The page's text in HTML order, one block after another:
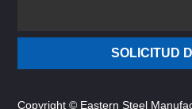
Copyright © Eastern Steel